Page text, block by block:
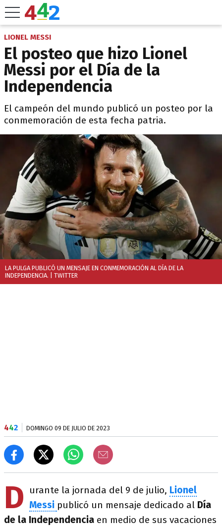
LIONEL MESSI
El posteo que hizo Lionel
Messi por el Día de la
Independencia
El campeón del mundo publicó un posteo por la
conmemoración de esta fecha patria.
LA PULGA PUBLICÓ UN MENSAJE EN CONMEMORACIÓN AL DÍA DE LA
INDEPENDENCIA. | TWITTER
442 DOMINGO 09 DE JULIO DE 2023
D urante la jornada del 9 de julio, Lionel
Messi publicó un mensaje dedicado al Día
de la Independencia en medio de sus vacaciones